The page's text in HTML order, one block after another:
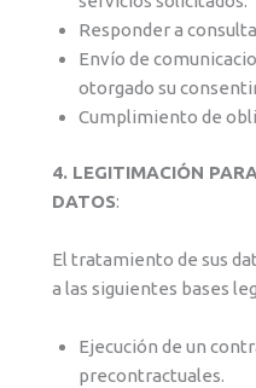
Responder a
Envío de
otorgado su
Cumplimiento de
4. LEGITIMACIÓN
DATOS:
El tratamiento de sus
a las siguientes bases
Ejecución de un
precontractuales.